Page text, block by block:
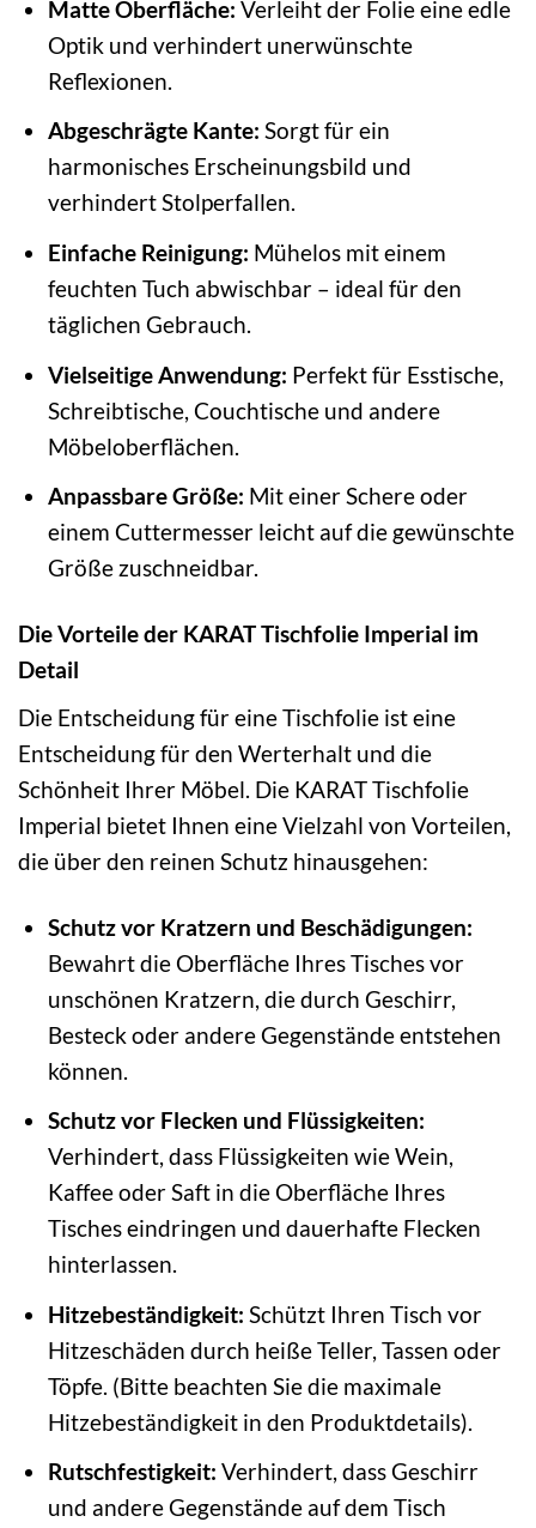
Matte Oberfläche: Verleiht der Folie eine edle
Optik und verhindert unerwünschte
Reflexionen.
Abgeschrägte Kante: Sorgt für ein
harmonisches Erscheinungsbild und
verhindert Stolperfallen.
Einfache Reinigung: Mühelos mit einem
feuchten Tuch abwischbar – ideal für den
täglichen Gebrauch.
Vielseitige Anwendung: Perfekt für Esstische,
Schreibtische, Couchtische und andere
Möbeloberflächen.
Anpassbare Größe: Mit einer Schere oder
einem Cuttermesser leicht auf die gewünschte
Größe zuschneidbar.
Die Vorteile der KARAT Tischfolie Imperial im
Detail
Die Entscheidung für eine Tischfolie ist eine
Entscheidung für den Werterhalt und die
Schönheit Ihrer Möbel. Die KARAT Tischfolie
Imperial bietet Ihnen eine Vielzahl von Vorteilen,
die über den reinen Schutz hinausgehen:
Schutz vor Kratzern und Beschädigungen:
Bewahrt die Oberfläche Ihres Tisches vor
unschönen Kratzern, die durch Geschirr,
Besteck oder andere Gegenstände entstehen
können.
Schutz vor Flecken und Flüssigkeiten:
Verhindert, dass Flüssigkeiten wie Wein,
Kaffee oder Saft in die Oberfläche Ihres
Tisches eindringen und dauerhafte Flecken
hinterlassen.
Hitzebeständigkeit: Schützt Ihren Tisch vor
Hitzeschäden durch heiße Teller, Tassen oder
Töpfe. (Bitte beachten Sie die maximale
Hitzebeständigkeit in den Produktdetails).
Rutschfestigkeit: Verhindert, dass Geschirr
und andere Gegenstände auf dem Tisch